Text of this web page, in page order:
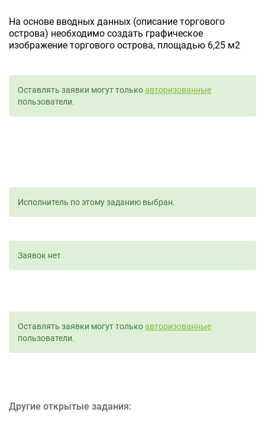
На основе вводных данных (описание торгового
острова) необходимо создать графическое
изображение торгового острова, площадью 6,25 м2
Оставлять заявки могут толькоавторизованные
пользователи.
Исполнитель по этому заданию выбран.
Заявок нет
Оставлять заявки могут толькоавторизованные
пользователи.
Другие открытые задания: